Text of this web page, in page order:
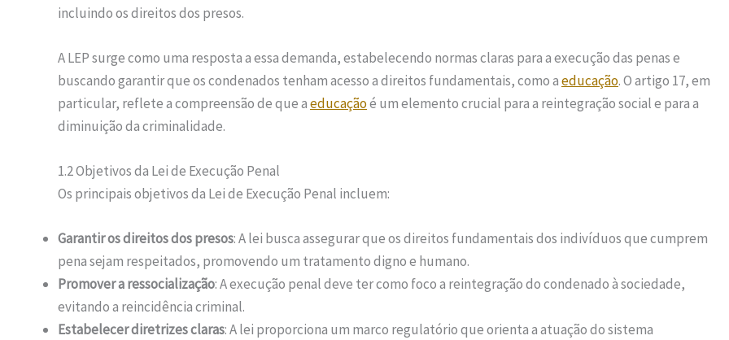
incluindo os direitos dos presos.
A LEP surge como uma resposta a essa demanda, estabelecendo normas claras para a execução das penas e
buscando garantir que os condenados tenham acesso a direitos fundamentais, como aeducação. O artigo 17, em
particular, reflete a compreensão de que aeducaçãoé um elemento crucial para a reintegração social e para a
diminuição da criminalidade.
1.2 Objetivos da Lei de Execução Penal
Os principais objetivos da Lei de Execução Penal incluem:
Garantir os direitos dos presos: A lei busca assegurar que os direitos fundamentais dos indivíduos que cumprem
pena sejam respeitados, promovendo um tratamento digno e humano.
Promover a ressocialização: A execução penal deve ter como foco a reintegração do condenado à sociedade,
evitando a reincidência criminal.
Estabelecer diretrizes claras: A lei proporciona um marco regulatório que orienta a atuação do sistema